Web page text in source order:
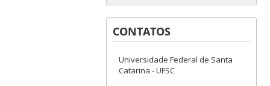
CONTATOS
Universidade Federal de Santa
Catarina - UFSC